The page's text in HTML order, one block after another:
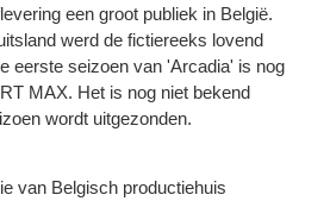
een groot publiek in België.
werd de fictiereeks lovend
eerste seizoen van 'Arcadia' is nog
MAX. Het is nog niet bekend
wordt uitgezonden.
van Belgisch productiehuis